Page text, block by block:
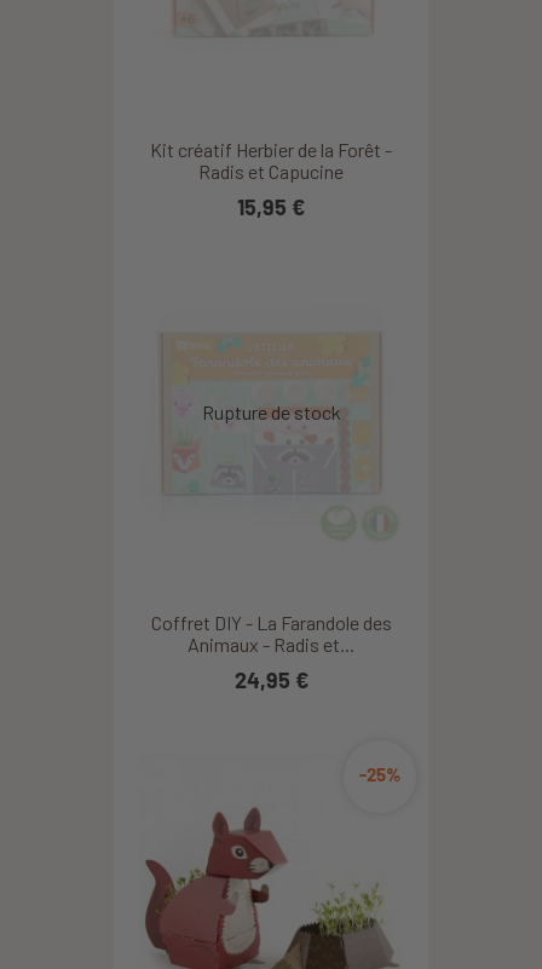
Kit créatif Herbier de la Forêt -
Radis et Capucine
15,95 €
Coffret DIY - La Farandole des
Animaux - Radis et...
24,95 €
-25%